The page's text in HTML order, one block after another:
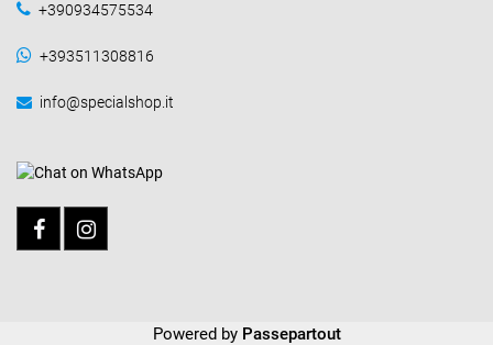
+390934575534
+393511308816
info@specialshop.it
Powered by Passepartout